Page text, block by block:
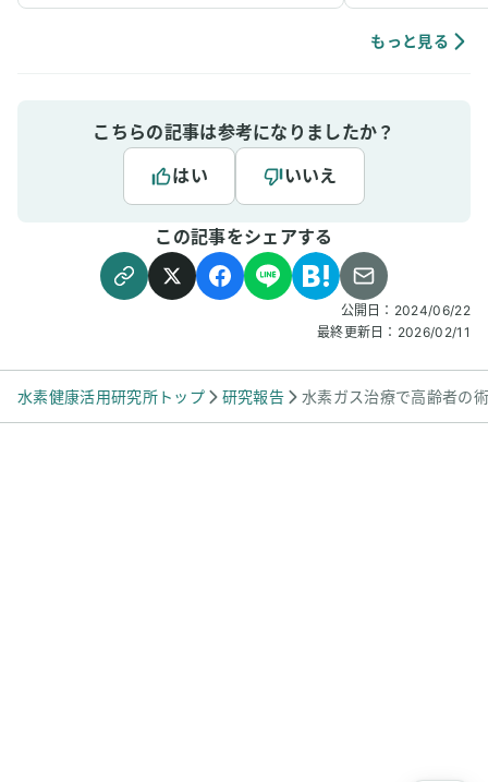
もっと見る
こちらの記事は参考になりましたか？
はい
いいえ
この記事をシェアする
公開日： 2024/06/22
最終更新日： 2026/02/11
水素健康活用研究所トップ 研究報告 水素ガス治療で高齢者の